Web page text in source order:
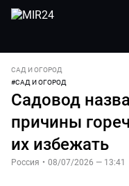
САД И ОГОРОД
#САД И ОГОРОД
Садовод
причины
их избежать
Россия • 08/07/2026 — 13:41